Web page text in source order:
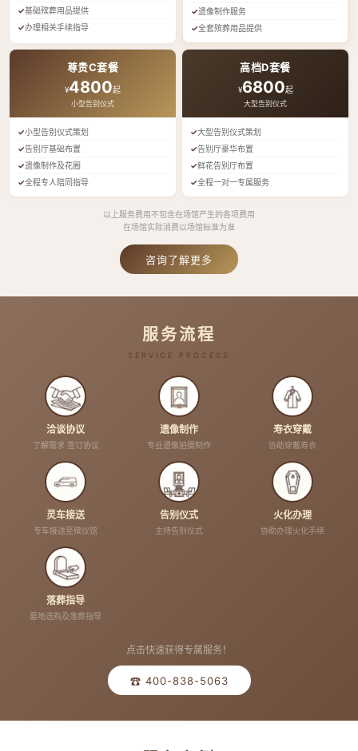
基础殡葬用品提供
办理相关手续指导
遗像制作服务
全套殡葬用品提供
尊贵C套餐
¥4800起
小型告别仪式
小型告别仪式策划
告别厅基础布置
遗像制作及花圈
全程专人陪同指导
高档D套餐
¥6800起
大型告别仪式
大型告别仪式策划
告别厅豪华布置
鲜花告别厅布置
全程一对一专属服务
以上服务费用不包含在场馆产生的各项费用
在场馆实际消费以场馆标准为准
咨询了解更多
服务流程
SERVICE PROCESS
洽谈协议
了解需求 签订协议
遗像制作
专业遗像拍摄制作
寿衣穿戴
协助穿戴寿衣
灵车接送
专车接送至殡仪馆
告别仪式
主持告别仪式
火化办理
协助办理火化手续
落葬指导
墓地选购及落葬指导
点击快速获得专属服务！
☎ 400-838-5063